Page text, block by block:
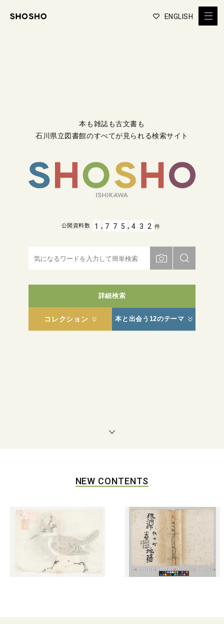
ENGLISH
本も雑誌も古文書も
石川県立図書館のすべてが見られる検索サイト
詳細検索
コレクション 本と出会う12のテーマ
公開資料数 1 , 7 7 5 , 4 3 2 件
NEW CONTENTS